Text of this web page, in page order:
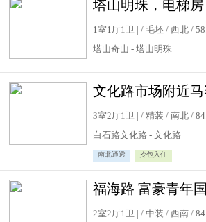
1室1厅1卫 | / 毛坯 / 西北 /
塔山奇山 - 塔山明珠
3室2厅1卫 | / 精装 / 南北 /
白石路文化路 - 文化路
南北通透 拎包入住
2室2厅1卫 | / 中装 / 西南 / 84